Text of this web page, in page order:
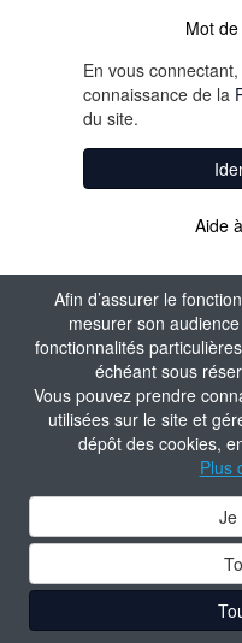
Afin d’assurer le
mesurer son
fonctionnalités
échéant sous
Vous pouvez prendre
utilisées sur le site et
dépôt des cookies,
Plus
Je
Mot
En vous
connaissance de la
du site.
Aide